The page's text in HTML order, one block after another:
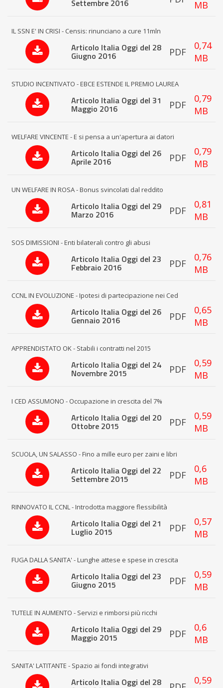
Settembre 2016 MB
IL SSN E' IN CRISI - Censis: rinunciano a cure 11mln
Articolo Italia Oggi del 28
Giugno 2016 PDF
0,74
MB
STUDIO INCENTIVATO - EBCE ESTENDE IL PREMIO LAUREA
Articolo Italia Oggi del 31
Maggio 2016 PDF
0,79
MB
WELFARE VINCENTE - E si pensa a un'apertura ai datori
Articolo Italia Oggi del 26
Aprile 2016 PDF
0,79
MB
UN WELFARE IN ROSA - Bonus svincolati dal reddito
Articolo Italia Oggi del 29
Marzo 2016 PDF
0,81
MB
SOS DIMISSIONI - Enti bilaterali contro gli abusi
Articolo Italia Oggi del 23
Febbraio 2016 PDF
0,76
MB
CCNL IN EVOLUZIONE - Ipotesi di partecipazione nei Ced
Articolo Italia Oggi del 26
Gennaio 2016 PDF
0,65
MB
APPRENDISTATO OK - Stabili i contratti nel 2015
Articolo Italia Oggi del 24
Novembre 2015 PDF
0,59
MB
I CED ASSUMONO - Occupazione in crescita del 7%
Articolo Italia Oggi del 20
Ottobre 2015 PDF
0,59
MB
SCUOLA, UN SALASSO - Fino a mille euro per zaini e libri
Articolo Italia Oggi del 22
Settembre 2015 PDF
0,6
MB
RINNOVATO IL CCNL - Introdotta maggiore flessibilità
Articolo Italia Oggi del 21
Luglio 2015 PDF
0,57
MB
FUGA DALLA SANITA' - Lunghe attese e spese in crescita
Articolo Italia Oggi del 23
Giugno 2015 PDF
0,59
MB
TUTELE IN AUMENTO - Servizi e rimborsi più ricchi
Articolo Italia Oggi del 29
Maggio 2015 PDF
0,6
MB
SANITA' LATITANTE - Spazio ai fondi integrativi
Articolo Italia Oggi del 28
0,59